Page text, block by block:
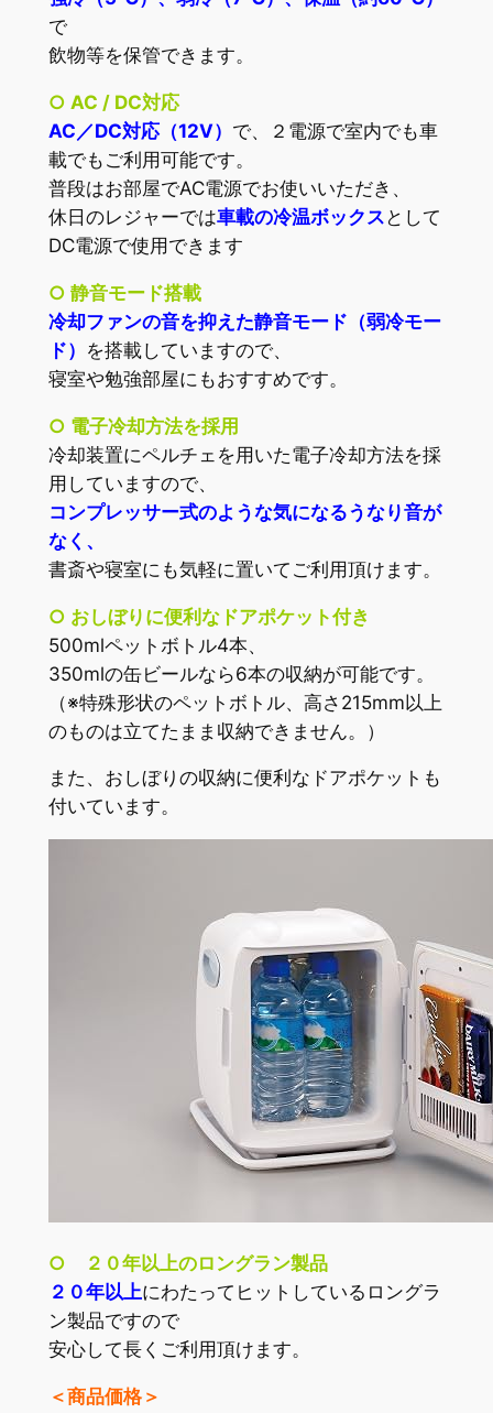
で
飲物等を保管できます。
○ AC / DC対応
AC／DC対応（12V） で、２電源で室内でも車
載でもご利用可能です。
普段はお部屋でAC電源でお使いいただき、
休日のレジャーでは車載の冷温ボックス として
DC電源で使用できます
○ 静音モード搭載
冷却ファンの音を抑えた静音モード（弱冷モー
ド） を搭載していますので、
寝室や勉強部屋にもおすすめです。
○ 電子冷却方法を採用
冷却装置にペルチェを用いた電子冷却方法を採
用していますので、
コンプレッサー式のような気になるうなり音が
なく、
書斎や寝室にも気軽に置いてご利用頂けます。
○ おしぼりに便利なドアポケット付き
500mlペットボトル4本、
350mlの缶ビールなら6本の収納が可能です。
（※特殊形状のペットボトル、高さ215mm以上
のものは立てたまま収納できません。）
また、おしぼりの収納に便利なドアポケットも
付いています。
○ ２０年以上のロングラン製品
２０年以上にわたってヒットしているロングラ
ン製品ですので
安心して長くご利用頂けます。
＜商品価格＞